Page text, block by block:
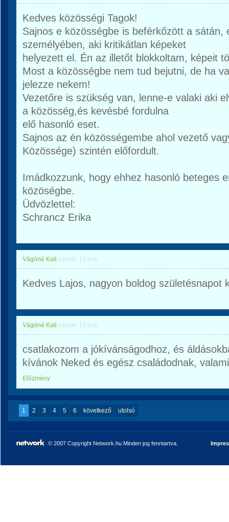
Kedves közösségi Tagok!
Sajnos e közösségbe is beférkőzött a sátán,
személyében, aki kritikátlan képeket
helyezett el. Én az illetőt blokkoltam, képeit
Most a közösségbe nem tud bejutni, de ha
jelezze nekem!
Vezetőre is szükség van, lenne-e valaki aki
a közösség,és kevésbé fordulna
elő hasonló eset.
Sajnos az én közösségembe ahol vezető
Közössége) szintén előfordult.
Imádkozzunk, hogy ehhez hasonló beteges
közöségbe.
Üdvözlettel:
Schrancz Erika
Vágóné Kati üzente 13 éve
Kedves Lajos, nagyon boldog születésnapot
Vágóné Kati üzente 13 éve
csatlakozom a jókívánságodhoz, és
kívánok Neked és egész családodnak,
Előzmény
1 2 3 4 5 6 következő utolsó
© 2007 Copyright Network.hu Minden jog fenntartva.